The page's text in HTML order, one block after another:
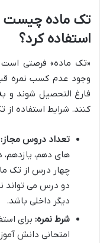
تک ماده چیست
استفاده کرد؟
«تک ماده» فرصتی است
وجود عدم کسب نمره
فارغ التحصیل شوند و
کنند. شرایط استفاده
تعداد دروس مجاز:
های دهم، یازدهم،
چهار درس از تک
دو درس می تواند
دیگر داخلی باشد.
شرط نمره: برای